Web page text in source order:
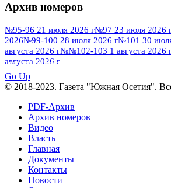
№95 7 августа 2012 г
№95 28 июля 2016 г
2013 г№96 6 июля 2017 г
2012 г №96 28 июля 2015 г
№96+97 30 июля 2016 г
№97 11
№97 30 июля 2015 г
№98 2 августа 2016 г
августа 2013 г
№98+99 11 июля 2017 г
августа 2016 г
Архив номеров
№95-96 21 июля 2026 г№97 23 июля 2026
2026№99-100 28 июля 2026 г№101 30
августа 2026 г№№102-103 1 августа 2026
августа 2026 г
ПОСМОТРЕТЬ ВСЕ
Go Up
© 2018-2023. Газета "Южная Осетия".
PDF-Архив
Архив номеров
Видео
Власть
Главная
Документы
Контакты
Новости